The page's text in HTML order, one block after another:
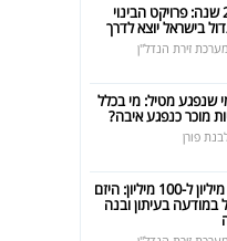
אחרי 20 שנה: פרויקט הבינוי
בישראל יוצא לדרך
זירת הנדל"ן
שנפגע מטיל: מי בכלל
מוכר כנפגע איבה?
פורן
ממינוס מיליון ל-100 מיליון: היזם
בעיתון ובנה